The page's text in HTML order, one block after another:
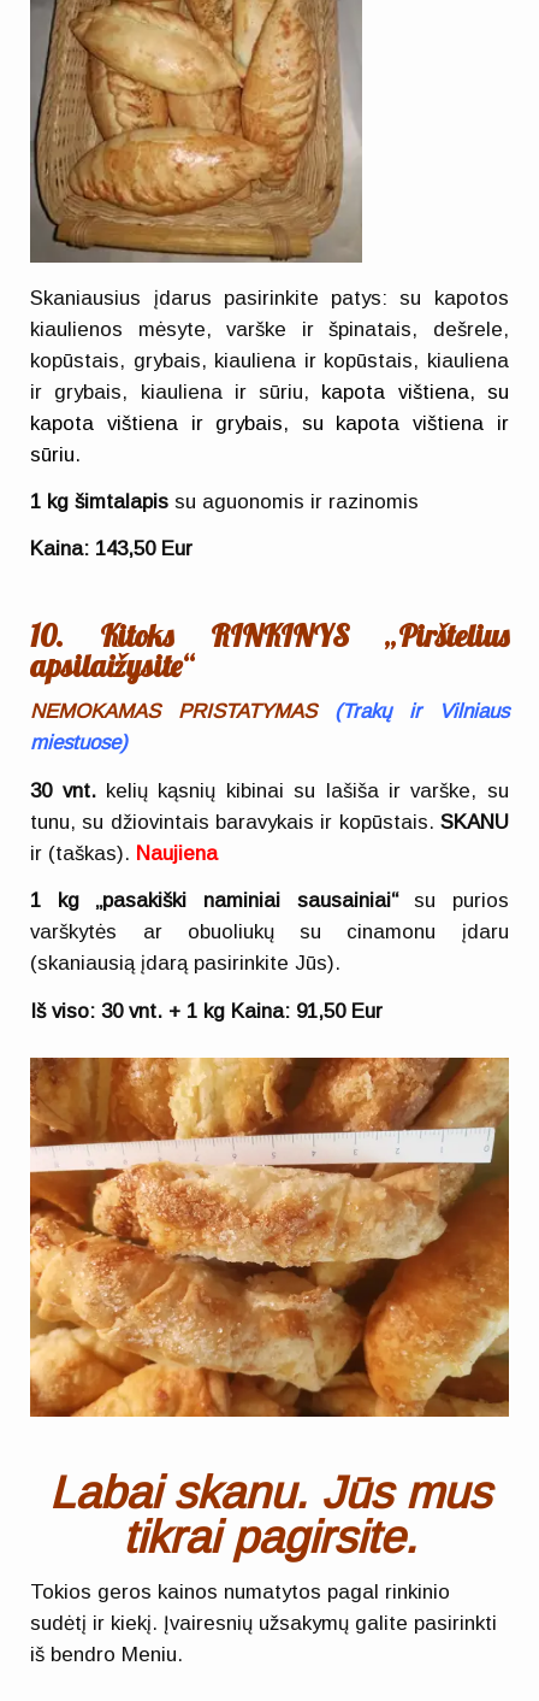
Skaniausius įdarus pasirinkite patys: su kapotos
kiaulienos mėsyte, varške ir špinatais, dešrele,
kopūstais, grybais, kiauliena ir kopūstais, kiauliena
ir grybais, kiauliena ir sūriu, kapota vištiena, su
kapota vištiena ir grybais, su kapota vištiena ir
sūriu.
1 kg šimtalapis su aguonomis ir razinomis
Kaina: 143,50 Eur
10. Kitoks RINKINYS „Pirštelius
apsilaižysite“
NEMOKAMAS PRISTATYMAS (Trakų ir Vilniaus
miestuose)
30 vnt.kelių kąsnių kibinai su lašiša ir varške, su
tunu, su džiovintais baravykais ir kopūstais. SKANU
ir (taškas). Naujiena
1 kg „pasakiški naminiai sausainiai“su purios
varškytės ar obuoliukų su cinamonu įdaru
(skaniausią įdarą pasirinkite Jūs).
Iš viso: 30 vnt. + 1 kg Kaina: 91,50 Eur
Labai skanu. Jūs mus
tikrai pagirsite.
Tokios geros kainos numatytos pagal rinkinio
sudėtį ir kiekį. Įvairesnių užsakymų galite pasirinkti
iš bendro Meniu.